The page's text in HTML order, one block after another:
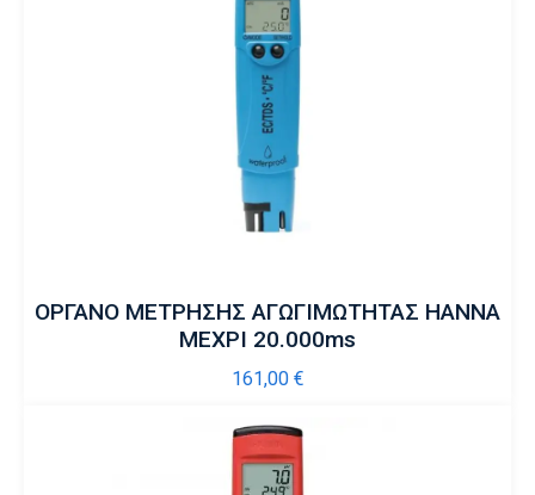
ΟΡΓΑΝΟ ΜΕΤΡΗΣΗΣ ΑΓΩΓΙΜΩΤΗΤΑΣ HANNA
ΜΕΧΡΙ 20.000ms
161,00 €